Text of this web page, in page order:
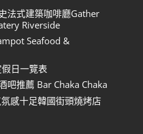
法式建築咖啡廳Gather
Riverside
Seafood &
日一覽表
吧推薦 Bar Chaka Chaka
感十足韓國街頭燒烤店